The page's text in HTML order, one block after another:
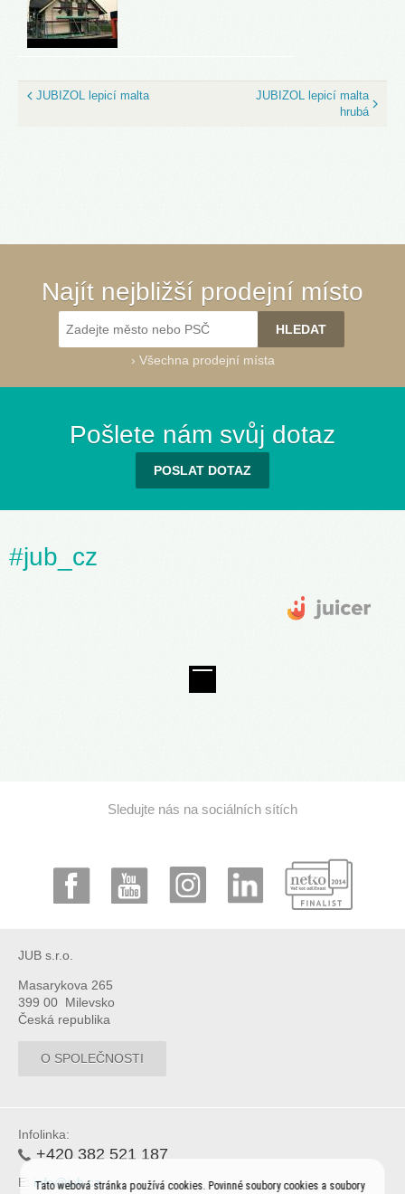
JUBIZOL lepicí malta
JUBIZOL lepicí malta
hrubá
Najít nejbližší prodejní místo
› Všechna prodejní místa
Pošlete nám svůj dotaz
POSLAT DOTAZ
#jub_cz
Sledujte nás na sociálních sítích
JUB s.r.o.
Masarykova 265
399 00 Milevsko
Česká republika
O SPOLEČNOSTI
Infolinka:
+420 382 521 187
E: info@jub.cz
Tato webová stránka používá cookies. Povinné soubory cookies a soubory